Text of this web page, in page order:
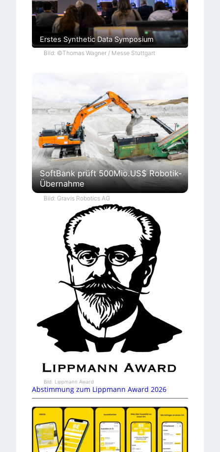
Erstes Synthetic Data Symposium
Bild: ©Thomas Wagner / Messe Stuttgart
SoftBank prüft 500Mio.US$ Robotik-
Übernahme
Bild: Gravis Robotics AG
Bild: Lippmann Award
Abstimmung zum Lippmann Award 2026